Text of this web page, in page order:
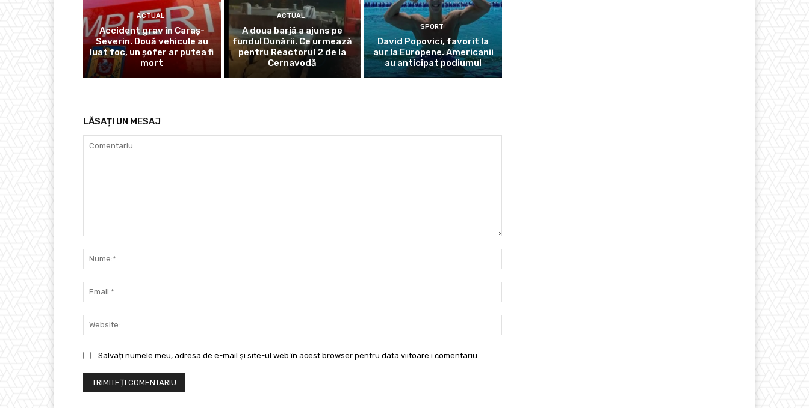
ACTUAL
Accident grav în Caraș-
Severin. Două vehicule au
luat foc, un șofer ar putea fi
mort
ACTUAL
A doua barjă a ajuns pe
fundul Dunării. Ce urmează
pentru Reactorul 2 de la
Cernavodă
SPORT
David Popovici, favorit la
aur la Europene. Americanii
au anticipat podiumul
LĂSAȚI UN MESAJ
Salvați numele meu, adresa de e-mail și site-ul web în acest browser pentru data viitoare i comentariu.